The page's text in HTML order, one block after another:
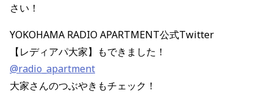
さい！
YOKOHAMA RADIO APARTMENT公式Twitter
【レディアパ大家】もできました！
@radio_apartment
大家さんのつぶやきもチェック！